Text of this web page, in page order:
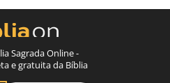
Sagrada Online -
e gratuita da Bíblia